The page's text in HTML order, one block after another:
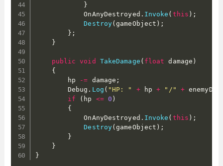
}
            OnAnyDestroyed
. Invoke ( this ) ;
Destroy(gameObject ) ;
} ;
}
public void TakeDamage ( float damage )
{
        hp
-= damage ;
        Debug
. Log ( "HP: " + hp + "/" +
if
( hp <= 0 )
{
            OnAnyDestroyed
. Invoke ( this ) ;
Destroy(gameObject ) ;
}
}
}